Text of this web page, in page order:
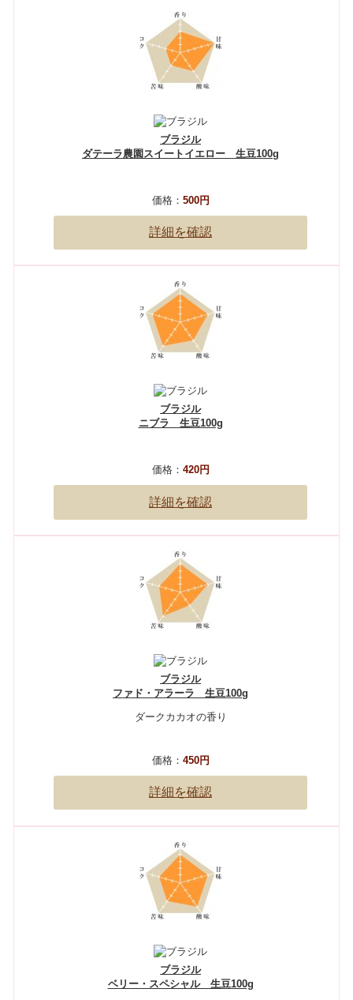
ブラジル
ダテーラ農園スイートイエロー 生豆100g
価格： 500円
詳細を確認
ブラジル
ニブラ 生豆100g
価格： 420円
詳細を確認
ブラジル
ファド・アラーラ 生豆100g
ダークカカオの香り
価格： 450円
詳細を確認
ブラジル
ベリー・スペシャル 生豆100g